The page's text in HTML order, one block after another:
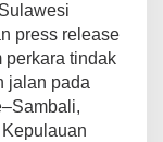
press release
perkara tindak
jalan pada